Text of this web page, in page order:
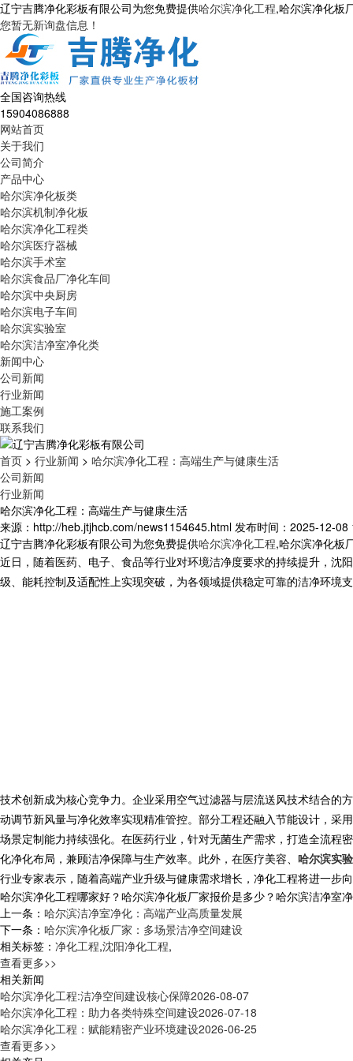
辽宁吉腾净化彩板有限公司为您免费提供哈尔滨净化工程,哈尔滨净化板
您暂无新询盘信息！
全国咨询热线
15904086888
网站首页
关于我们
公司简介
产品中心
哈尔滨净化板类
哈尔滨机制净化板
哈尔滨净化工程类
哈尔滨医疗器械
哈尔滨手术室
哈尔滨食品厂净化车间
哈尔滨中央厨房
哈尔滨电子车间
哈尔滨实验室
哈尔滨洁净室净化类
新闻中心
公司新闻
行业新闻
施工案例
联系我们
首页 > 行业新闻 > 哈尔滨净化工程：高端生产与健康生活
公司新闻
行业新闻
哈尔滨净化工程：高端生产与健康生活
来源：http://heb.jtjhcb.com/news1154645.html 发布时间：2025-12-08
辽宁吉腾净化彩板有限公司为您免费提供哈尔滨净化工程,哈尔滨净化板
近日，随着医药、电子、食品等行业对环境洁净度要求的持续提升，沈阳
级、能耗控制及适配性上实现突破，为各领域提供稳定可靠的洁净环境
技术创新成为核心竞争力。企业采用空气过滤器与层流送风技术结合的
动调节新风量与净化效率实现精准管控。部分工程还融入节能设计，采
场景定制能力持续强化。在医药行业，针对无菌生产需求，打造全流程
化净化布局，兼顾洁净保障与生产效率。此外，在医疗美容、 哈尔滨实
行业专家表示，随着高端产业升级与健康需求增长，净化工程将进一步
哈尔滨净化工程哪家好？哈尔滨净化板厂家报价是多少？哈尔滨洁净
上一条： 哈尔滨洁净室净化：高端产业高质量发展
下一条： 哈尔滨净化板厂家：多场景洁净空间建设
相关标签： 净化工程,沈阳净化工程,
查看更多>>
相关新闻
哈尔滨净化工程:洁净空间建设核心保障2026-08-07
哈尔滨净化工程：助力各类特殊空间建设2026-07-18
哈尔滨净化工程：赋能精密产业环境建设2026-06-25
查看更多>>